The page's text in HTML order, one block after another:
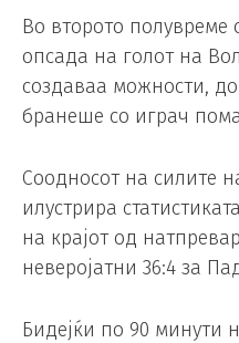
Во второто полувреме
опсада на голот на
создаваа можности,
бранеше со играч
Соодносот на силите
илустрира
на крајот од
неверојатни 36:4 за
Бидејќи по 90 минути